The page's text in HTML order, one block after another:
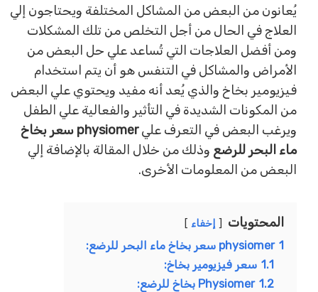
يُعانون من البعض من المشاكل المختلفة ويحتاجون إلي
العلاج في الحال من أجل التخلص من تلك المشكلات
ومن أفضل العلاجات التي تُساعد علي حل البعض من
الأمراض والمشاكل في التنفس هو أن يتم استخدام
فيزيومير بخاخ والذي يُعد أنه مفيد ويحتوي علي البعض
من المكونات الشديدة في التأثير والفعالية علي الطفل
ويرغب البعض في التعرف علي
physiomer سعر بخاخ
ماء البحر للرضعوذلك من خلال المقالة بالإضافة إلي
البعض من المعلومات الأخرى.
المحتويات إخفاء
physiomer سعر بخاخ ماء البحر للرضع:
سعر فيزيومير بخاخ:
1.2 Physiomer بخاخ للرضع: